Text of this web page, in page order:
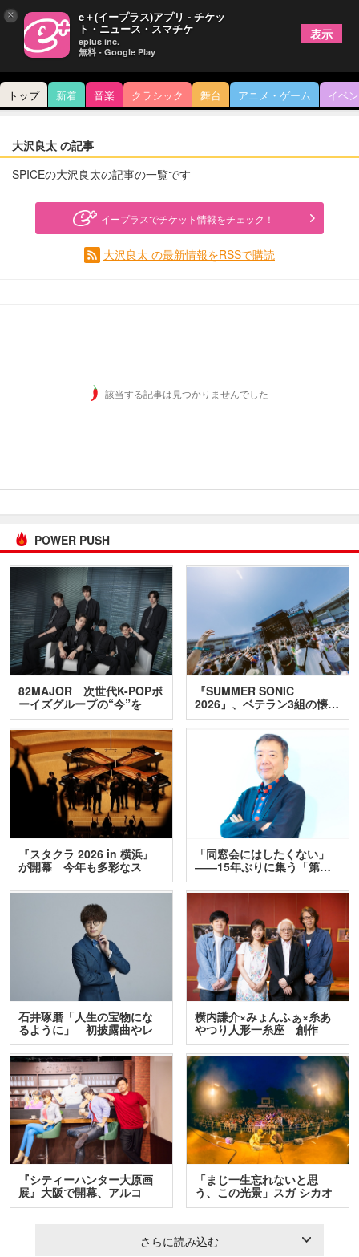
トップ 新着 音楽 クラシック 舞台 アニメ・ゲーム イベ
大沢良太 の記事
SPICEの大沢良太の記事の一覧です
イープラスでチケット情報をチェック！
大沢良太 の最新情報をRSSで購読
該当する記事は見つかりませんでした
POWER PUSH
82MAJOR 次世代K-POPボ
ーイズグループの“今”を
訊…
『SUMMER SONIC
2026』、ベテラン3組の懐…
『スタクラ 2026 in 横浜』
が開幕 今年も多彩なス
テ…
「同窓会にはしたくない」
――15年ぶりに集う「第…
石井琢磨「人生の宝物にな
るように」 初披露曲やレ
ア…
横内謙介×みょんふぁ×糸あ
やつり人形一糸座 創作
人…
『シティーハンター大原画
展』大阪で開幕、アルコ
＆…
「まじ一生忘れないと思
う、この光景」スガ シカオ
と…
さらに読み込む
× e＋(イープラス)アプリ - チケッ
ト・ニュース・スマチケ
eplus inc.
無料 - Google Play
表示